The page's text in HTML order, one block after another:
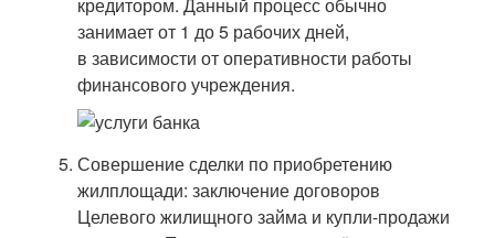
занимает от 1 до 5 рабочих дней,
в зависимости от оперативности работы
финансового учреждения.
Совершение сделки по приобретению
жилплощади: заключение договоров
Целевого жилищного займа и купли-продажи